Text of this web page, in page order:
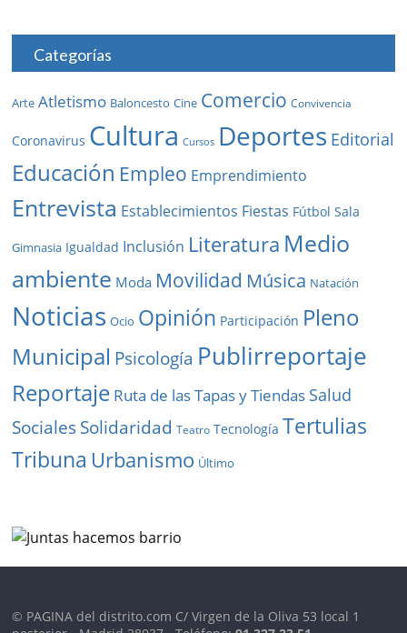
Categorías
Arte Atletismo Baloncesto Cine Comercio Convivencia
Coronavirus Cultura Cursos Deportes Editorial
Educación Empleo Emprendimiento
Entrevista Establecimientos Fiestas Fútbol Sala
Gimnasia Igualdad Inclusión Literatura Medio
ambiente Moda Movilidad Música Natación
Noticias Ocio Opinión Participación Pleno
Municipal Psicología Publirreportaje
Reportaje Ruta de las Tapas y Tiendas Salud
SocialesSolidaridad Teatro Tecnología Tertulias
Tribuna Urbanismo Último
© PAGINA del distrito.com C/ Virgen de la Oliva 53 local 1